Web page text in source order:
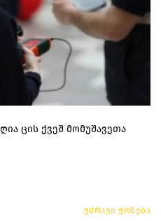
ცის ქვეშ მომუშავეთა
უძრავი ქონება